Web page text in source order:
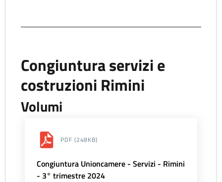
Congiuntura servizi e
costruzioni Rimini
Volumi
PDF (248KB)
Congiuntura Unioncamere - Servizi - Rimini
- 3° trimestre 2024